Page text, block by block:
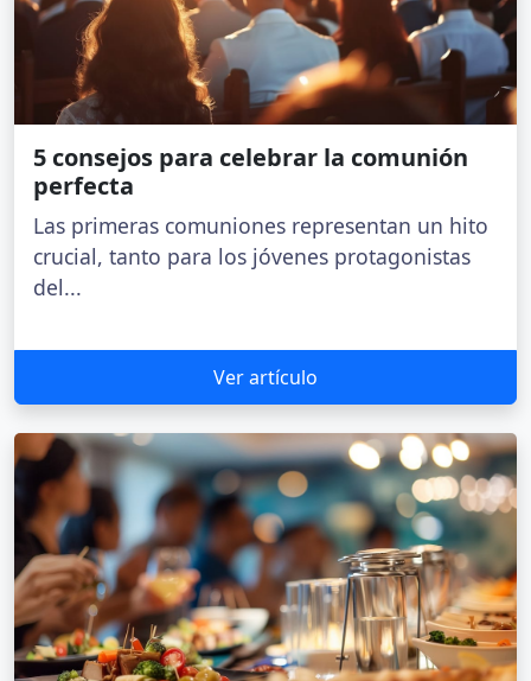
5 consejos para celebrar la comunión
perfecta
Las primeras comuniones representan un hito
crucial, tanto para los jóvenes protagonistas
del...
Ver artículo